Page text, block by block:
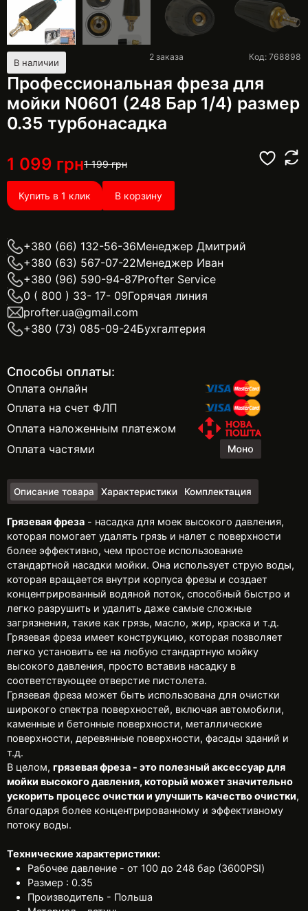
В наличии
Профессиональная фреза для
мойки N0601 (248 Бар 1/4) размер
0.35 турбонасадка
Код: 768898
2 заказа
1 099 грн1 199грн
Купить в 1 клик В корзину
+380 (66) 132-56-36Менеджер Дмитрий
+380 (63) 567-07-22Менеджер Иван
+380 (96) 590-94-87Profter Service
0 ( 800 ) 33- 17- 09Горячая линия
profter.ua@gmail.com
+380 (73) 085-09-24Бухгалтерия
Способы оплаты:
Оплата онлайн
Оплата на счет ФЛП
Оплата наложенным платежом
Оплата частями
Описание товара Характеристики Комплектация
Грязевая фреза - насадка для моек высокого давления,
которая помогает удалять грязь и налет с поверхности
более эффективно, чем простое использование
стандартной насадки мойки. Она использует струю воды,
которая вращается внутри корпуса фрезы и создает
концентрированный водяной поток, способный быстро и
легко разрушить и удалить даже самые сложные
загрязнения, такие как грязь, масло, жир, краска и т.д.
Грязевая фреза имеет конструкцию, которая позволяет
легко установить ее на любую стандартную мойку
высокого давления, просто вставив насадку в
соответствующее отверстие пистолета.
Грязевая фреза может быть использована для очистки
широкого спектра поверхностей, включая автомобили,
каменные и бетонные поверхности, металлические
поверхности, деревянные поверхности, фасады зданий и
т.д.
В целом, грязевая фреза - это полезный аксессуар для
мойки высокого давления, который может значительно
ускорить процесс очистки и улучшить качество очистки,
благодаря более концентрированному и эффективному
потоку воды.
Технические характеристики:
Рабочее давление - от 100 до 248 бар (3600PSI)
Размер : 0.35
Производитель - Польша